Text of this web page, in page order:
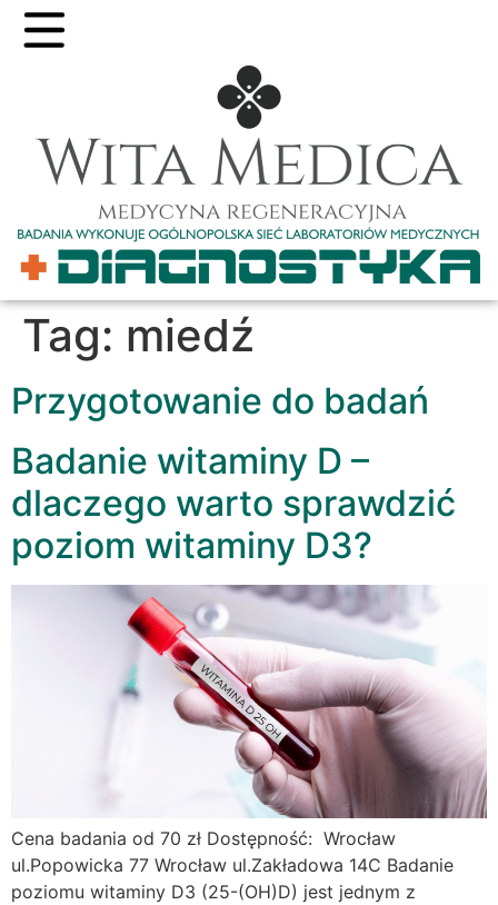
Tag: miedź
Przygotowanie do badań
Badanie witaminy D –
dlaczego warto sprawdzić
poziom witaminy D3?
Cena badania od 70 zł Dostępność: Wrocław
ul.Popowicka 77 Wrocław ul.Zakładowa 14C Badanie
poziomu witaminy D3 (25-(OH)D) jest jednym z